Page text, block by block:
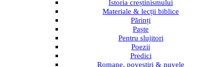
Istoria creștinismului
Materiale & lecții biblice
Părinți
Paște
Pentru slujitori
Poezii
Predici
Romane, povestiri & nuvele